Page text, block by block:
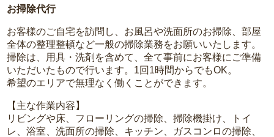
お掃除代行
お客様のご自宅を訪問し、お風呂や洗面所のお掃除、部屋
全体の整理整頓など一般の掃除業務をお願いいたします。
掃除は、用具・洗剤を含めて、全て事前にお客様にご準備
いただいたもので行います。1回1時間からでもOK。
希望のエリアで無理なく働くことができます。
【主な作業内容】
リビングや床、フローリングの掃除、掃除機掛け、トイ
レ、浴室、洗面所の掃除、キッチン、ガスコンロの掃除、